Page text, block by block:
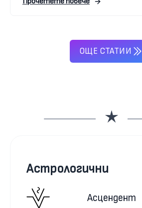
ОЩЕ СТАТИИ
Астрологични
Асцендент